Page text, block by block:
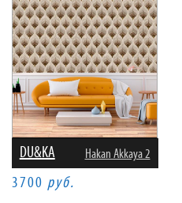
DU&KA Hakan Akkaya 2
3700 руб.